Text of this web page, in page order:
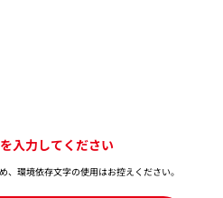
入力してください
環境依存文字の使用はお控えください。​